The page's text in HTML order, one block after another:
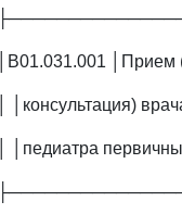
│B01.031.001 │Прием
│ │консультация)
│ │педиатра